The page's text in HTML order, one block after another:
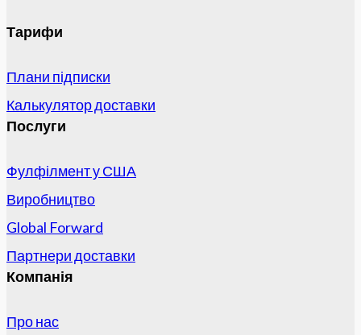
Тарифи
Плани підписки
Калькулятор доставки
Послуги
Фулфілмент у США
Виробництво
Global Forward
Партнери доставки
Компанія
Про нас